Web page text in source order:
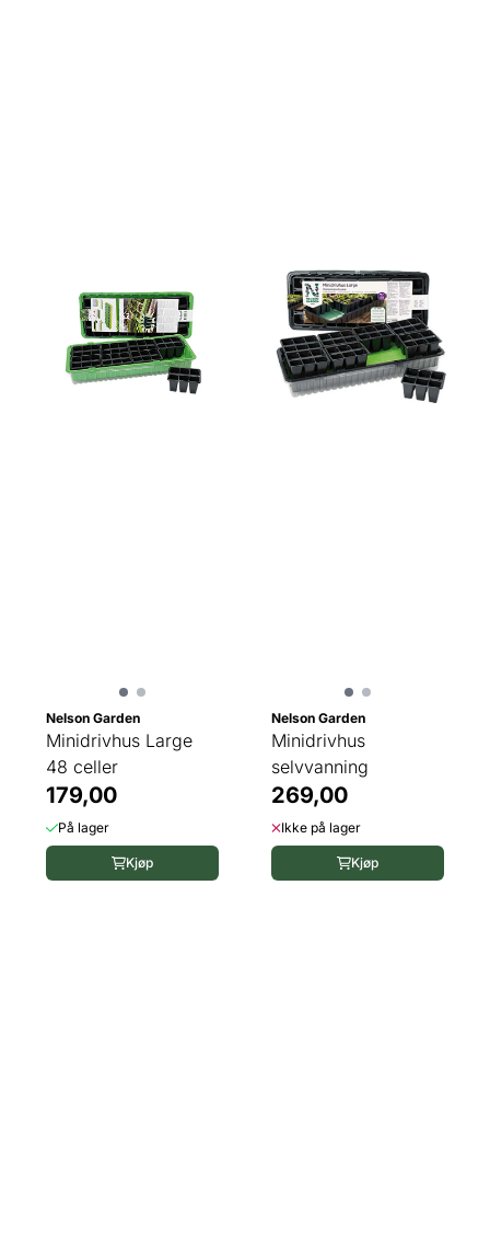
Nelson Garden
Minidrivhus Large
48 celler
179,00
På lager
Kjøp
Nelson Garden
Minidrivhus
selvvanning
269,00
Ikke på lager
Kjøp